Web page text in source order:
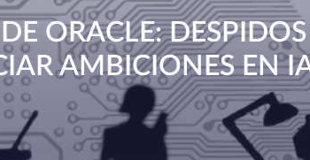
ORACLE:
AMBICIONES EN